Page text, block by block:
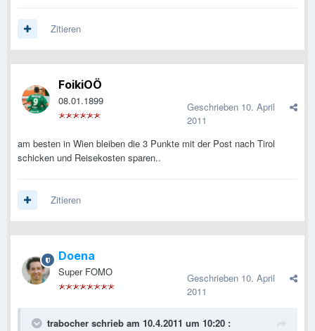
Zitieren
FoikiOÖ
08.01.1899 Geschrieben 10. April
2011
am besten in Wien bleiben die 3 Punkte mit der Post nach Tirol
schicken und Reisekosten sparen..
Zitieren
Doena
Super FOMO Geschrieben 10. April
2011
trabocher schrieb am 10.4.2011 um 10:20 :